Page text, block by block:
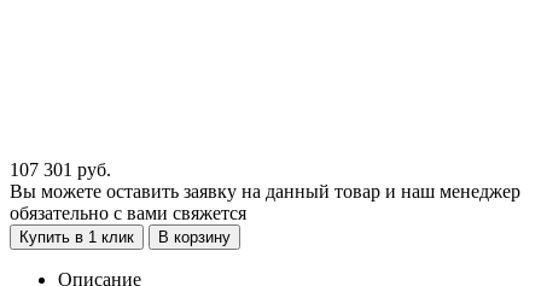
107 301 руб.
Вы можете оставить заявку на данный товар и наш менеджер
обязательно с вами свяжется
Купить в 1 клик В корзину
Описание